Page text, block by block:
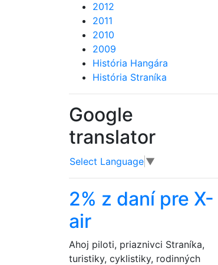
2012
2011
2010
2009
História Hangára
História Straníka
Google
translator
Select Language ▼
2% z daní pre X-
air
Ahoj piloti, priaznivci Straníka,
turistiky, cyklistiky, rodinných